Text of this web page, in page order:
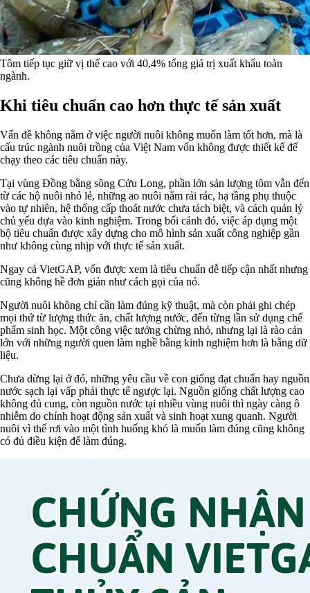
Tôm tiếp tục giữ vị thế cao với 40,4% tổng giá trị xuất khẩu toàn
ngành.
Khi tiêu chuẩn cao hơn thực tế sản xuất
Vấn đề không nằm ở việc người nuôi không muốn làm tốt hơn, mà là
cấu trúc ngành nuôi trồng của Việt Nam vốn không được thiết kế để
chạy theo các tiêu chuẩn này.
Tại vùng Đồng bằng sông Cửu Long, phần lớn sản lượng tôm vẫn đến
từ các hộ nuôi nhỏ lẻ, những ao nuôi nằm rải rác, hạ tầng phụ thuộc
vào tự nhiên, hệ thống cấp thoát nước chưa tách biệt, và cách quản lý
chủ yếu dựa vào kinh nghiệm. Trong bối cảnh đó, việc áp dụng một
bộ tiêu chuẩn được xây dựng cho mô hình sản xuất công nghiệp gần
như không cùng nhịp với thực tế sản xuất.
Ngay cả VietGAP, vốn được xem là tiêu chuẩn dễ tiếp cận nhất nhưng
cũng không hề đơn giản như cách gọi của nó.
Người nuôi không chỉ cần làm đúng kỹ thuật, mà còn phải ghi chép
mọi thứ từ lượng thức ăn, chất lượng nước, đến từng lần sử dụng chế
phẩm sinh học. Một công việc tưởng chừng nhỏ, nhưng lại là rào cản
lớn với những người quen làm nghề bằng kinh nghiệm hơn là bằng dữ
liệu.
Chưa dừng lại ở đó, những yêu cầu về con giống đạt chuẩn hay nguồn
nước sạch lại vấp phải thực tế ngược lại. Nguồn giống chất lượng cao
không đủ cung, còn nguồn nước tại nhiều vùng nuôi thì ngày càng ô
nhiễm do chính hoạt động sản xuất và sinh hoạt xung quanh. Người
nuôi vì thế rơi vào một tình huống khó là muốn làm đúng cũng không
có đủ điều kiện để làm đúng.